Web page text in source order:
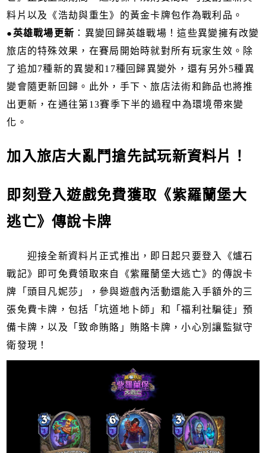
料片以及《浩劫與重生》的黃金卡牌包作為戰利品。
●英雄戰場更新 ：異變回歸英雄戰場！這些異變擁有改變
旅店的特殊效果，在賽局開始時就對所有玩家生效。除
了追加7種新的異變和17種回歸異變外，還有另外5種異
變會隨更新回歸。此外，手下、旅店法術和飾品也將推
出更新，在通往第13賽季下半的過程中為環境帶來變
化。
加入旅店大亂鬥搶先試玩新資料片！
即刻登入遊戲免費獲取《紫羅蘭堡大
逃亡》傳說卡牌
迎接全新資料片正式推出，即日起只要登入《爐石
戰記》即可免費領取來自《紫羅蘭堡大逃亡》的傳說卡
牌「頭目凡妮莎」，參與遊戲內活動還能入手額外的三
張免費卡牌，包括「坑道地卜師」和「福利社騙徒」預
備卡牌，以及「致命賄賂」賄賂卡牌，小心別讓監獄守
衛發現！